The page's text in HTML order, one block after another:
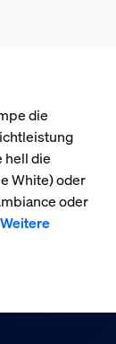
die
hell die
White) oder
oder
Weitere